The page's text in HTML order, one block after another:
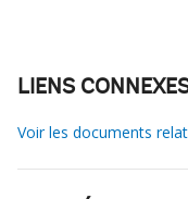
LIENS
Voir les documents